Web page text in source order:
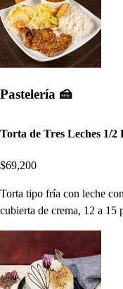
Pastelería 🍰
Torta de Tres Leches 1/2
$69,200
Torta tipo fría con leche
cubierta de crema, 12 a 15